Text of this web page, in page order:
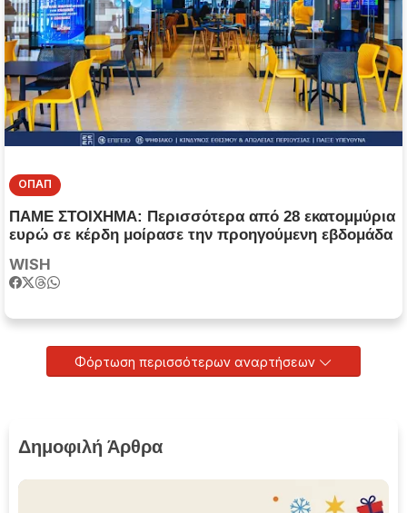
ΟΠΑΠ
ΠΑΜΕ ΣΤΟΙΧΗΜΑ: Περισσότερα από 28 εκατομμύρια
ευρώ σε κέρδη μοίρασε την προηγούμενη εβδομάδα
WISH
Φόρτωση περισσότερων αναρτήσεων
Δημοφιλή Άρθρα